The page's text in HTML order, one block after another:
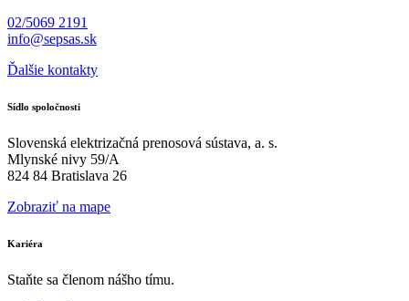
02/5069 2191
info@sepsas.sk
Ďalšie kontakty
Sídlo spoločnosti
Slovenská elektrizačná prenosová sústava, a. s.
Mlynské nivy 59/A
824 84 Bratislava 26
Zobraziť na mape
Kariéra
Staňte sa členom nášho tímu.